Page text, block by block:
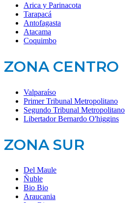
Arica y Parinacota
Tarapacá
Antofagasta
Atacama
Coquimbo
ZONA CENTRO
Valparaíso
Primer Tribunal Metropolitano
Segundo Tribunal Metropolitano
Libertador Bernardo O'higgins
ZONA SUR
Del Maule
Ñuble
Bio Bio
Araucania